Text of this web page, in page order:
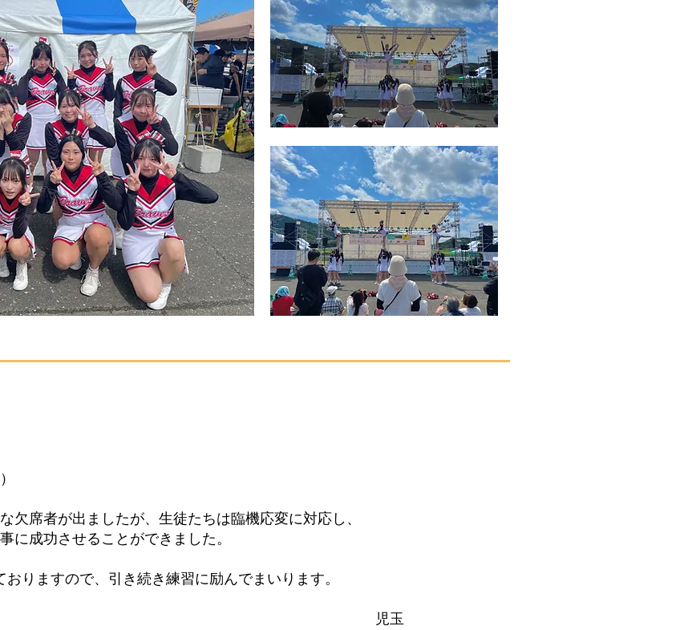
席者が出ましたが、生徒たちは臨機応変に対応し、
成功させることができました。
ますので、引き続き練習に励んでまいります。
玉